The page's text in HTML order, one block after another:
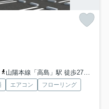
山陽本線「高島」駅 徒歩27分
エアコン
フローリング